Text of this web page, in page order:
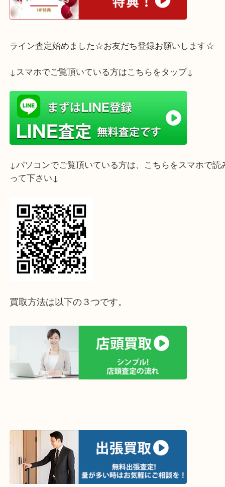
とおっしゃるお客様もたくさんいらっしゃいます。
私も金券使うより現金の方がなんだかいい派です..!
中には現金化できないものもございますが
査定はすべて無料ですのでお気軽にご来店下さい
ホームページ特典は下記バナーよりご確認ください
って下さい↓